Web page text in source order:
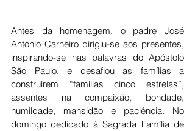
Antes da homenagem, o padre José
António Carneiro dirigiu-se aos presentes,
inspirando-se nas palavras do Apóstolo
São Paulo, e desafiou as famílias a
construírem “famílias cinco estrelas”,
assentes na compaixão, bondade,
humildade, mansidão e paciência. No
domingo dedicado à Sagrada Família de